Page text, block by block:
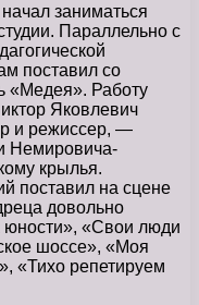
заниматься
Параллельно с
поставил со
«Медея». Работу
Яковлевич
и режиссер, —
Немировича-
крылья.
поставил на сцене
довольно
юности», «Свои люди
шоссе», «Моя
«Тихо репетируем